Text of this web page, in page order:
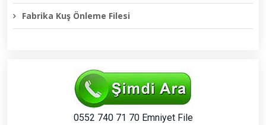
Fabrika Kuş Önleme Filesi
0552 740 71 70 Emniyet File